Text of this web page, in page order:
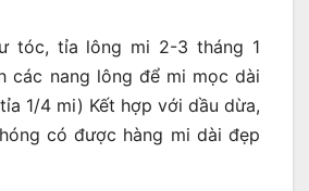
tóc, tỉa lông mi 2-3 tháng 1
các nang lông để mi mọc dài
1/4 mi) Kết hợp với dầu dừa,
có được hàng mi dài đẹp